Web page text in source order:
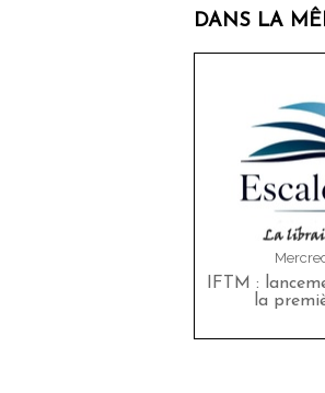
DANS LA
IFTM :
la